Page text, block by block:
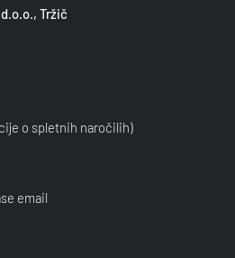
Tržič
o spletnih naročilih)
email